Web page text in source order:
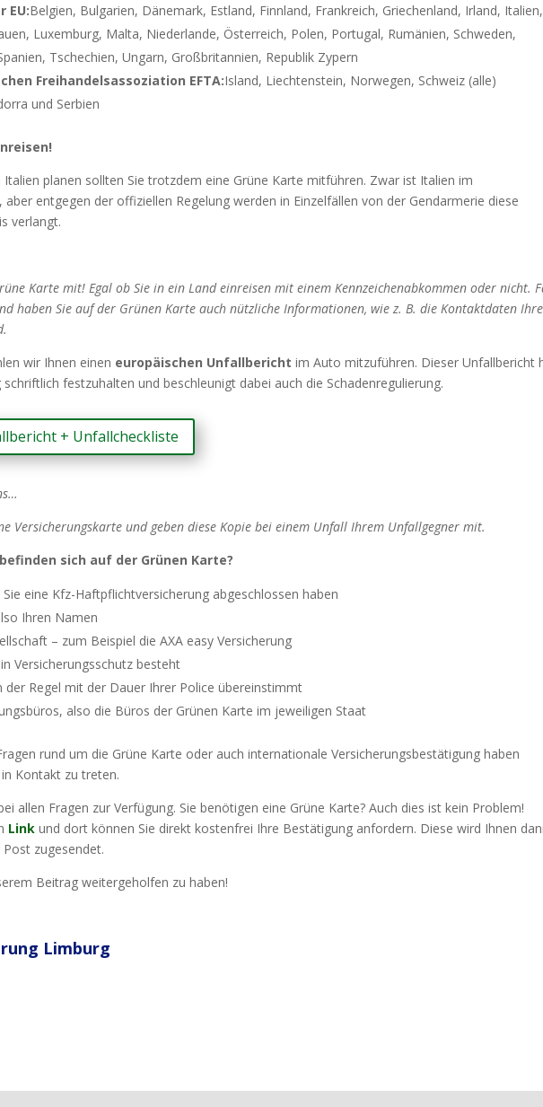
EU:Belgien, Bulgarien, Dänemark, Estland, Finnland, Frankreich, Griechenland, Irland, Italien,
Luxemburg, Malta, Niederlande, Österreich, Polen, Portugal, Rumänien, Schweden,
Tschechien, Ungarn, Großbritannien, Republik Zypern
Freihandelsassoziation EFTA:Island, Liechtenstein, Norwegen, Schweiz (alle)
und Serbien
Italien planen sollten Sie trotzdem eine Grüne Karte mitführen. Zwar ist Italien im
entgegen der offiziellen Regelung werden in Einzelfällen von der Gendarmerie diese
verlangt.
Karte mit! Egal ob Sie in ein Land einreisen mit einem Kennzeichenabkommen oder nicht.
haben Sie auf der Grünen Karte auch nützliche Informationen, wie z. B. die Kontaktdaten
wir Ihnen einen europäischen Unfallbericht im Auto mitzuführen. Dieser Unfallbericht
festzuhalten und beschleunigt dabei auch die Schadenregulierung.
+ Unfallcheckliste
Versicherungskarte und geben diese Kopie bei einem Unfall Ihrem Unfallgegner mit.
sich auf der Grünen Karte?
eine Kfz-Haftpflichtversicherung abgeschlossen haben
Ihren Namen
– zum Beispiel die AXA easy Versicherung
Versicherungsschutz besteht
der Regel mit der Dauer Ihrer Police übereinstimmt
also die Büros der Grünen Karte im jeweiligen Staat
rund um die Grüne Karte oder auch internationale Versicherungsbestätigung haben
Kontakt zu treten.
allen Fragen zur Verfügung. Sie benötigen eine Grüne Karte? Auch dies ist kein Problem!
Link und dort können Sie direkt kostenfrei Ihre Bestätigung anfordern. Diese wird Ihnen
zugesendet.
Beitrag weitergeholfen zu haben!
Limburg